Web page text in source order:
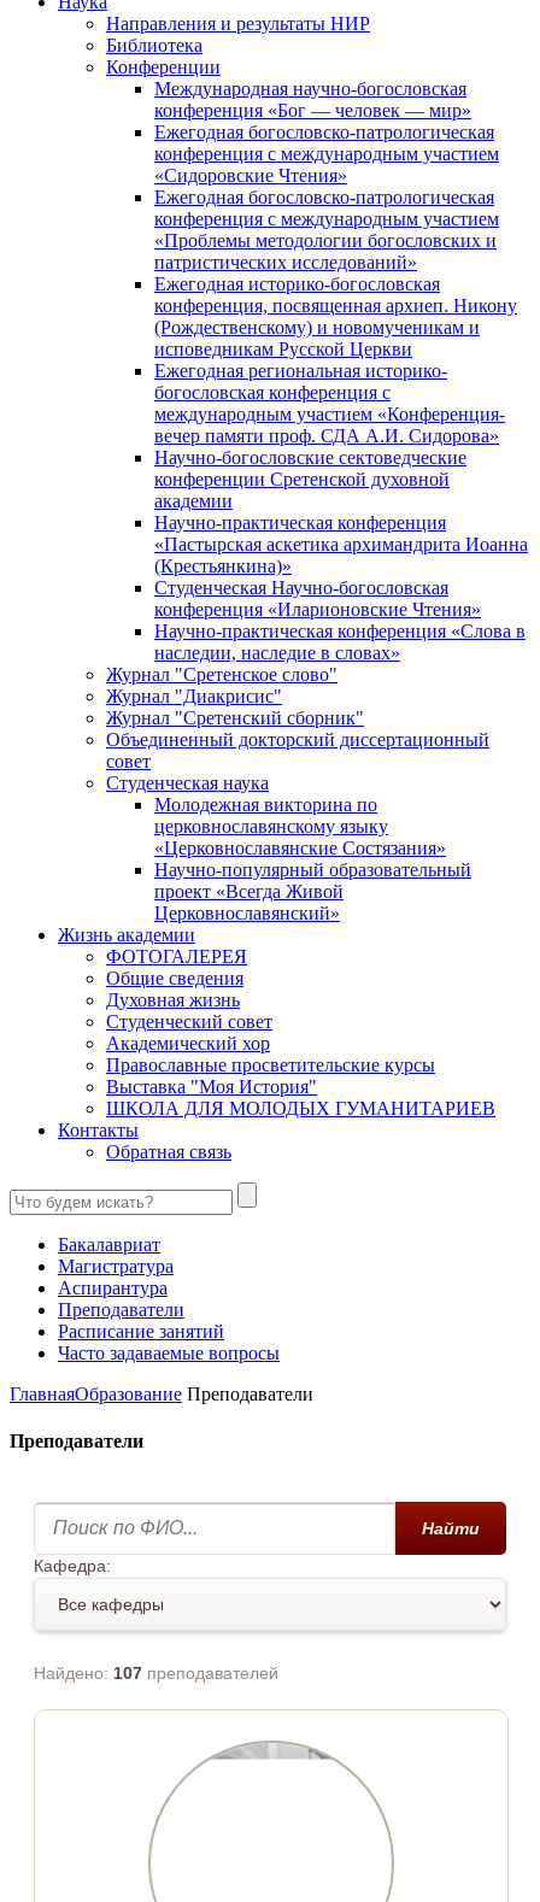
Направления и результаты НИР
Библиотека
Конференции
Международная научно-богословская
конференция «Бог — человек — мир»
Ежегодная богословско-патрологическая
конференция с международным участием
«Сидоровские Чтения»
Ежегодная богословско-патрологическая
конференция с международным участием
«Проблемы методологии богословских и
патристических исследований»
Ежегодная историко-богословская
конференция, посвященная архиеп. Никону
(Рождественскому) и новомученикам и
исповедникам Русской Церкви
Ежегодная региональная историко-
богословская конференция с
международным участием «Конференция-
вечер памяти проф. СДА А.И. Сидорова»
Научно-богословские сектоведческие
конференции Сретенской духовной
академии
Научно-практическая конференция
«Пастырская аскетика архимандрита Иоанна
(Крестьянкина)»
Студенческая Научно-богословская
конференция «Иларионовские Чтения»
Научно-практическая конференция «Cлова в
наследии, наследие в словах»
Журнал "Сретенское слово"
Журнал "Диакрисис"
Журнал "Сретенский сборник"
Объединенный докторский диссертационный
совет
Студенческая наука
Молодежная викторина по
церковнославянскому языку
«Церковнославянские Состязания»
Научно-популярный образовательный
проект «Всегда Живой
Церковнославянский»
Жизнь академии
ФОТОГАЛЕРЕЯ
Общие сведения
Духовная жизнь
Студенческий совет
Академический хор
Православные просветительские курсы
Выставка "Моя История"
ШКОЛА ДЛЯ МОЛОДЫХ ГУМАНИТАРИЕВ
Контакты
Обратная связь
Бакалавриат
Магистратура
Аспирантура
Преподаватели
Расписание занятий
Часто задаваемые вопросы
ГлавнаяОбразование Преподаватели
Преподаватели
Найти
Кафедра:
Найдено: 107 преподавателей